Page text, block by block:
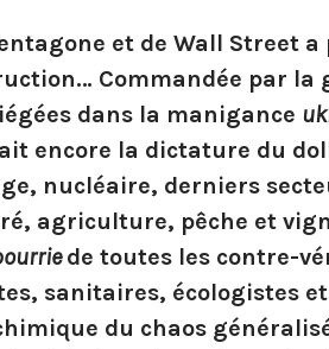
et de Wall Street a
Commandée par la
dans la manigance
encore la dictature du
nucléaire, derniers
agriculture, pêche et
de toutes les contre-
sanitaires, écologistes et
du chaos